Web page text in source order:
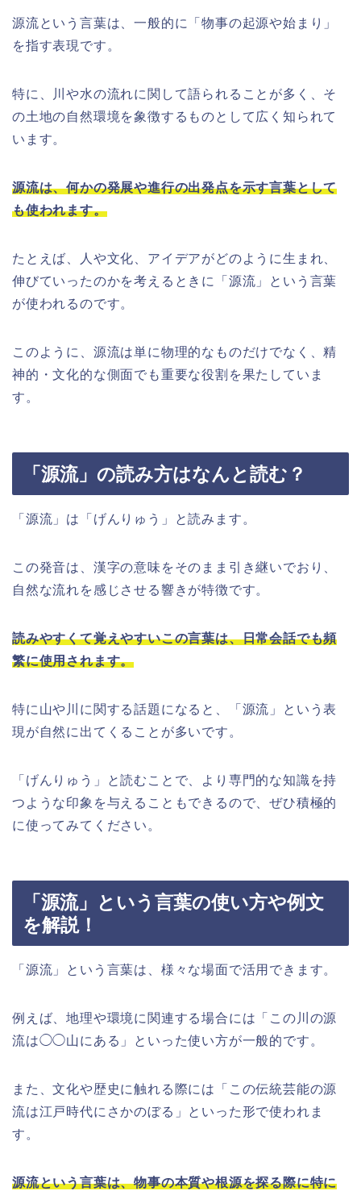
源流という言葉は、一般的に「物事の起源や始まり」
を指す表現です。
特に、川や水の流れに関して語られることが多く、そ
の土地の自然環境を象徴するものとして広く知られて
います。
源流は、何かの発展や進行の出発点を示す言葉として
も使われます。
たとえば、人や文化、アイデアがどのように生まれ、
伸びていったのかを考えるときに「源流」という言葉
が使われるのです。
このように、源流は単に物理的なものだけでなく、精
神的・文化的な側面でも重要な役割を果たしていま
す。
「源流」の読み方はなんと読む？
「源流」は「げんりゅう」と読みます。
この発音は、漢字の意味をそのまま引き継いでおり、
自然な流れを感じさせる響きが特徴です。
読みやすくて覚えやすいこの言葉は、日常会話でも頻
繁に使用されます。
特に山や川に関する話題になると、「源流」という表
現が自然に出てくることが多いです。
「げんりゅう」と読むことで、より専門的な知識を持
つような印象を与えることもできるので、ぜひ積極的
に使ってみてください。
「源流」という言葉の使い方や例文
を解説！
「源流」という言葉は、様々な場面で活用できます。
例えば、地理や環境に関連する場合には「この川の源
流は◯◯山にある」といった使い方が一般的です。
また、文化や歴史に触れる際には「この伝統芸能の源
流は江戸時代にさかのぼる」といった形で使われま
す。
源流という言葉は、物事の本質や根源を探る際に特に